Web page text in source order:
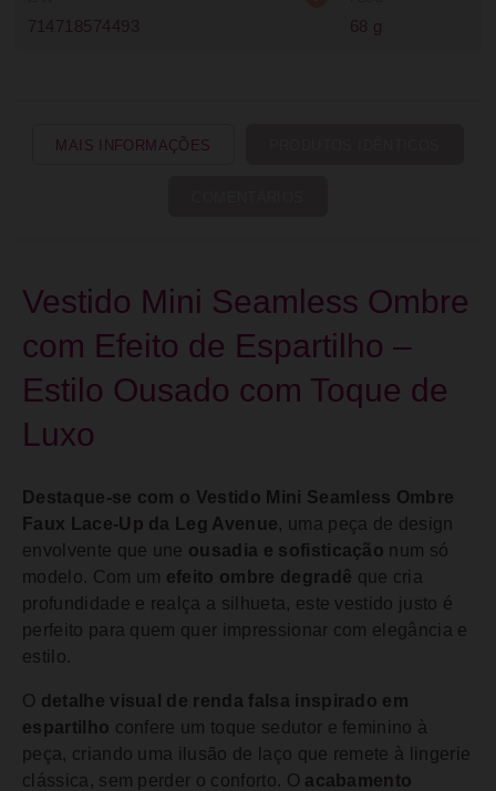
714718574493 68 g
MAIS INFORMAÇÕES
Vestido Mini Seamless Ombre
com Efeito de Espartilho –
Estilo Ousado com Toque de
Luxo
Destaque-se com o Vestido Mini Seamless Ombre
Faux Lace-Up da Leg Avenue, uma peça de design
envolvente que une ousadia e sofisticação num só
modelo. Com um efeito ombre degradê que cria
profundidade e realça a silhueta, este vestido justo é
perfeito para quem quer impressionar com elegância e
estilo.
O detalhe visual de renda falsa inspirado em
espartilho confere um toque sedutor e feminino à
peça, criando uma ilusão de laço que remete à lingerie
clássica, sem perder o conforto. O acabamento